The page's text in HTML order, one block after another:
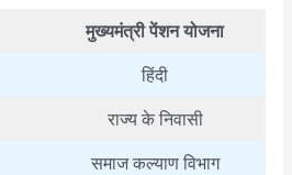
मुख्यमंत्री पेंशन योजना
हिंदी
राज्य के निवासी
समाज कल्याण विभाग